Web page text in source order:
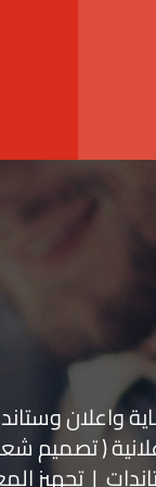
واعلان و
( تصميم
| تجهيز